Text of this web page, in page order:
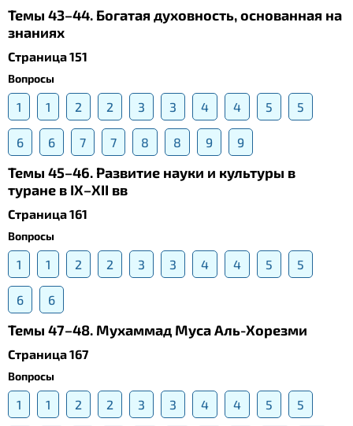
Темы 43–44. Богатая духовность, основанная на
знаниях
Страница 151
Вопросы
1 1 2 2 3 3 4 4 5 5
6 6 7 7 8 8 9 9
Темы 45–46. Развитие науки и культуры в
туране в IX–XII вв
Страница 161
Вопросы
1 1 2 2 3 3 4 4 5 5
6 6
Темы 47–48. Мухаммад Муса Аль-Хорезми
Страница 167
Вопросы
1 1 2 2 3 3 4 4 5 5